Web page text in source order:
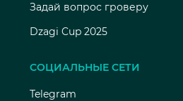
Задай вопрос гроверу
Dzagi Cup 2025
СОЦИАЛЬНЫЕ СЕТИ
Telegram